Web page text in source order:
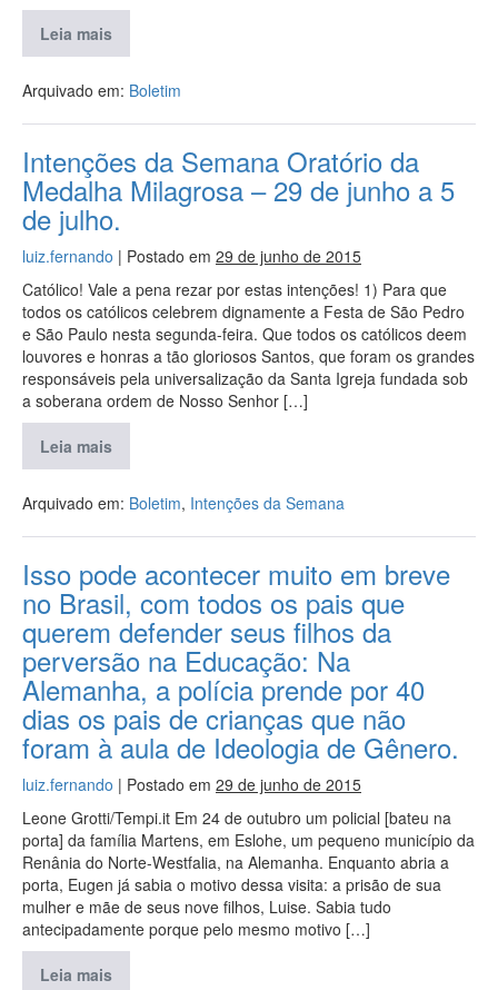
Leia mais
Arquivado em: Boletim
Intenções da Semana Oratório da
Medalha Milagrosa – 29 de junho a 5
de julho.
luiz.fernando | Postado em 29 de junho de 2015
Católico! Vale a pena rezar por estas intenções! 1) Para que
todos os católicos celebrem dignamente a Festa de São Pedro
e São Paulo nesta segunda-feira. Que todos os católicos deem
louvores e honras a tão gloriosos Santos, que foram os grandes
responsáveis pela universalização da Santa Igreja fundada sob
a soberana ordem de Nosso Senhor […]
Leia mais
Arquivado em: Boletim, Intenções da Semana
Isso pode acontecer muito em breve
no Brasil, com todos os pais que
querem defender seus filhos da
perversão na Educação: Na
Alemanha, a polícia prende por 40
dias os pais de crianças que não
foram à aula de Ideologia de Gênero.
luiz.fernando | Postado em 29 de junho de 2015
Leone Grotti/Tempi.it Em 24 de outubro um policial [bateu na
porta] da família Martens, em Eslohe, um pequeno município da
Renânia do Norte-Westfalia, na Alemanha. Enquanto abria a
porta, Eugen já sabia o motivo dessa visita: a prisão de sua
mulher e mãe de seus nove filhos, Luise. Sabia tudo
antecipadamente porque pelo mesmo motivo […]
Leia mais